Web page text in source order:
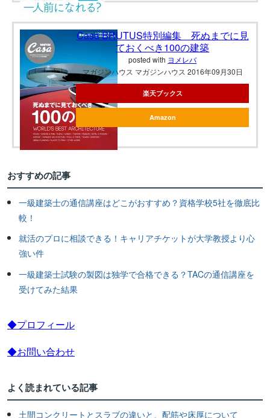
Casa BRUTUS特別編集 死ぬまでに見
ておくべき100の建築
posted with ヨメレバ
マガジンハウス マガジンハウス 2016年09月30日
楽天ブックス
Amazon
おすすめの記事
一級建築士の通信講座はどこがおすすめ？資格学校5社を徹底比
較！
就活のプロに相談できる！キャリアチケットが大学教授より心
強い件
一級建築士試験の製図は独学で合格できる？TACの通信講座を
受けてみた結果
◆プロフィール
◆お問い合わせ
よく読まれている記事
土間コンクリートとスラブの違いと、配筋や床厚について